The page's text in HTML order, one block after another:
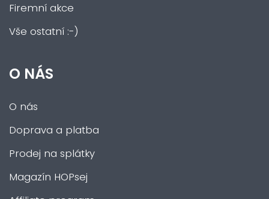
Firemní akce
Vše ostatní :-)
O NÁS
O nás
Doprava a platba
Prodej na splátky
Magazín HOPsej